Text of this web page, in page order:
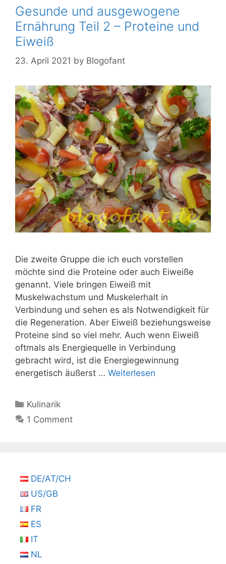
Gesunde und ausgewogene
Ernährung Teil 2 – Proteine und
Eiweiß
23. April 2021 by Blogofant
Die zweite Gruppe die ich euch vorstellen
möchte sind die Proteine oder auch Eiweiße
genannt. Viele bringen Eiweiß mit
Muskelwachstum und Muskelerhalt in
Verbindung und sehen es als Notwendigkeit für
die Regeneration. Aber Eiweiß beziehungsweise
Proteine sind so viel mehr. Auch wenn Eiweiß
oftmals als Energiequelle in Verbindung
gebracht wird, ist die Energiegewinnung
energetisch äußerst … Weiterlesen
Kategorien
Kulinarik
1 Comment
DE/AT/CH
US/GB
FR
ES
IT
NL